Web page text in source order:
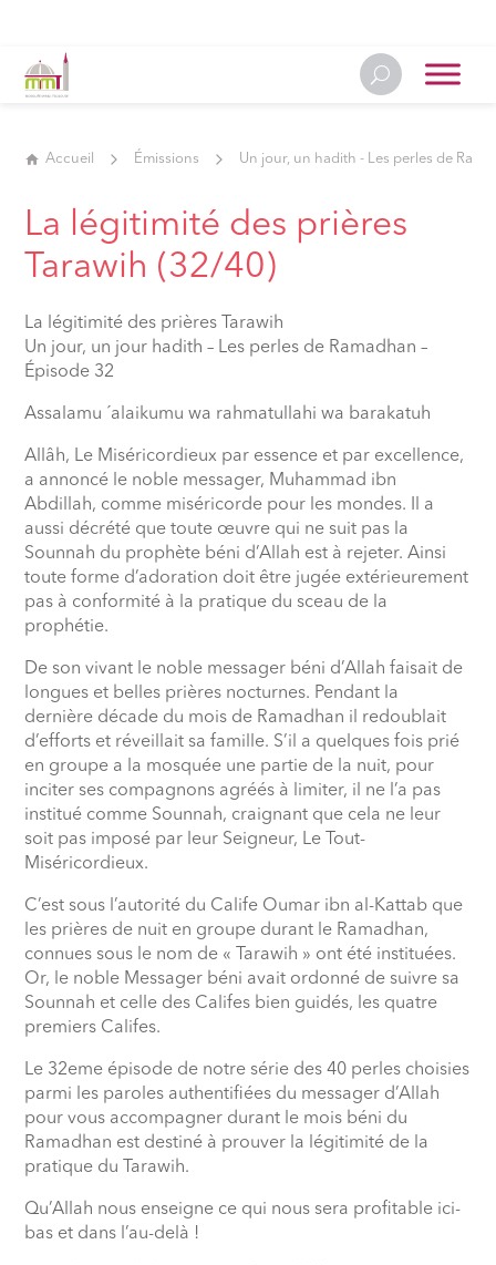
Accueil Émissions Un jour, un hadith - Les perles de
La légitimité des prières
Tarawih (32/40)
La légitimité des prières Tarawih
Un jour, un jour hadith – Les perles de Ramadhan –
Épisode 32
Assalamu ´alaikumu wa rahmatullahi wa barakatuh
Allâh, Le Miséricordieux par essence et par excellence,
a annoncé le noble messager, Muhammad ibn
Abdillah, comme miséricorde pour les mondes. Il a
aussi décrété que toute œuvre qui ne suit pas la
Sounnah du prophète béni d’Allah est à rejeter. Ainsi
toute forme d’adoration doit être jugée extérieurement
pas à conformité à la pratique du sceau de la
prophétie.
De son vivant le noble messager béni d’Allah faisait de
longues et belles prières nocturnes. Pendant la
dernière décade du mois de Ramadhan il redoublait
d’efforts et réveillait sa famille. S’il a quelques fois prié
en groupe a la mosquée une partie de la nuit, pour
inciter ses compagnons agréés à limiter, il ne l’a pas
institué comme Sounnah, craignant que cela ne leur
soit pas imposé par leur Seigneur, Le Tout-
Miséricordieux.
C’est sous l’autorité du Calife Oumar ibn al-Kattab que
les prières de nuit en groupe durant le Ramadhan,
connues sous le nom de « Tarawih » ont été instituées.
Or, le noble Messager béni avait ordonné de suivre sa
Sounnah et celle des Califes bien guidés, les quatre
premiers Califes.
Le 32eme épisode de notre série des 40 perles choisies
parmi les paroles authentifiées du messager d’Allah
pour vous accompagner durant le mois béni du
Ramadhan est destiné à prouver la légitimité de la
pratique du Tarawih.
Qu’Allah nous enseigne ce qui nous sera profitable ici-
bas et dans l’au-delà !